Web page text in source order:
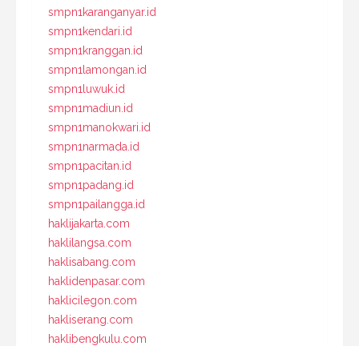
smpn1karanganyar.id
smpn1kendari.id
smpn1kranggan.id
smpn1lamongan.id
smpn1luwuk.id
smpn1madiun.id
smpn1manokwari.id
smpn1narmada.id
smpn1pacitan.id
smpn1padang.id
smpn1pailangga.id
haklijakarta.com
haklilangsa.com
haklisabang.com
haklidenpasar.com
haklicilegon.com
hakliserang.com
haklibengkulu.com